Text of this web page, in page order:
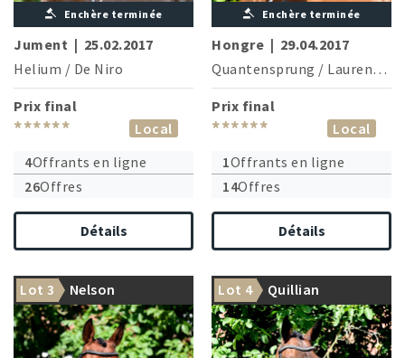
Enchère terminée
Jument | 25.02.2017
Helium / De Niro
Prix final
******
Local
4Offrants en ligne
26Offres
Détails
Enchère terminée
Hongre | 29.04.2017
Quantensprung / Laurentio
Prix final
******
Local
1Offrants en ligne
14Offres
Détails
Lot 3 Nelson Lot 4 Quillian